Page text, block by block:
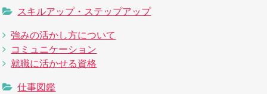
スキルアップ・ステップアップ
強みの活かし方について
コミュニケーション
就職に活かせる資格
仕事図鑑